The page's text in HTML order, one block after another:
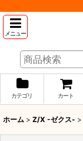
メニュー
カテゴリ カート
ホーム > Z/X -ゼクス- >